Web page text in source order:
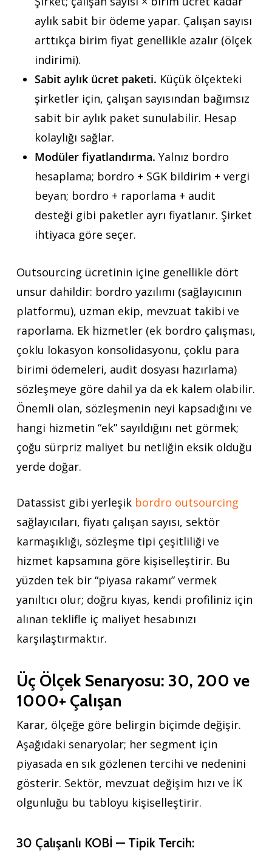
aylık sabit bir ödeme yapar. Çalışan sayısı
arttıkça birim fiyat genellikle azalır (ölçek
indirimi).
Sabit aylık ücret paketi. Küçük ölçekteki
şirketler için, çalışan sayısından bağımsız
sabit bir aylık paket sunulabilir. Hesap
kolaylığı sağlar.
Modüler fiyatlandırma. Yalnız bordro
hesaplama; bordro + SGK bildirim + vergi
beyan; bordro + raporlama + audit
desteği gibi paketler ayrı fiyatlanır. Şirket
ihtiyaca göre seçer.
Outsourcing ücretinin içine genellikle dört
unsur dahildir: bordro yazılımı (sağlayıcının
platformu), uzman ekip, mevzuat takibi ve
raporlama. Ek hizmetler (ek bordro çalışması,
çoklu lokasyon konsolidasyonu, çoklu para
birimi ödemeleri, audit dosyası hazırlama)
sözleşmeye göre dahil ya da ek kalem olabilir.
Önemli olan, sözleşmenin neyi kapsadığını ve
hangi hizmetin “ek” sayıldığını net görmek;
çoğu sürpriz maliyet bu netliğin eksik olduğu
yerde doğar.
Datassist gibi yerleşik bordro outsourcing
sağlayıcıları, fiyatı çalışan sayısı, sektör
karmaşıklığı, sözleşme tipi çeşitliliği ve
hizmet kapsamına göre kişiselleştirir. Bu
yüzden tek bir “piyasa rakamı” vermek
yanıltıcı olur; doğru kıyas, kendi profiliniz için
alınan teklifle iç maliyet hesabınızı
karşılaştırmaktır.
Üç Ölçek Senaryosu: 30, 200 ve
1000+ Çalışan
Karar, ölçeğe göre belirgin biçimde değişir.
Aşağıdaki senaryolar; her segment için
piyasada en sık gözlenen tercihi ve nedenini
gösterir. Sektör, mevzuat değişim hızı ve İK
olgunluğu bu tabloyu kişiselleştirir.
30 Çalışanlı KOBİ — Tipik Tercih: